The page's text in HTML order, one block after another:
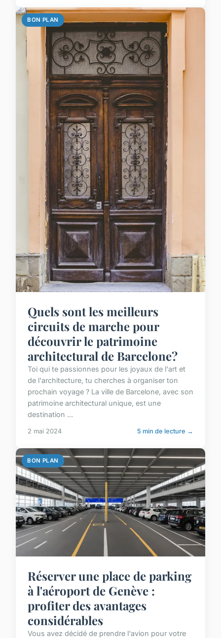
BON PLAN
Quels sont les meilleurs
circuits de marche pour
découvrir le patrimoine
architectural de Barcelone?
Toi qui te passionnes pour les joyaux de l'art et
de l'architecture, tu cherches à organiser ton
prochain voyage ? La ville de Barcelone, avec son
patrimoine architectural unique, est une
destination ...
2 mai 2024 5 min de lecture →
BON PLAN
Réserver une place de parking
à l'aéroport de Genève :
profiter des avantages
considérables
Vous avez décidé de prendre l'avion pour votre